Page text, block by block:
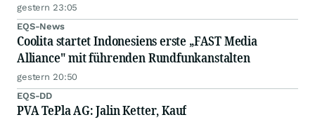
gestern 23:05
EQS-News
Coolita startet Indonesiens erste „FAST Media
Alliance" mit führenden Rundfunkanstalten
gestern 20:50
EQS-DD
PVA TePla AG: Jalin Ketter, Kauf